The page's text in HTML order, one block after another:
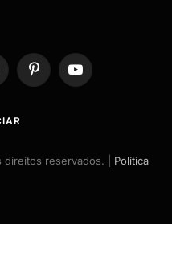
PinterestYouTube
reservados. | Política